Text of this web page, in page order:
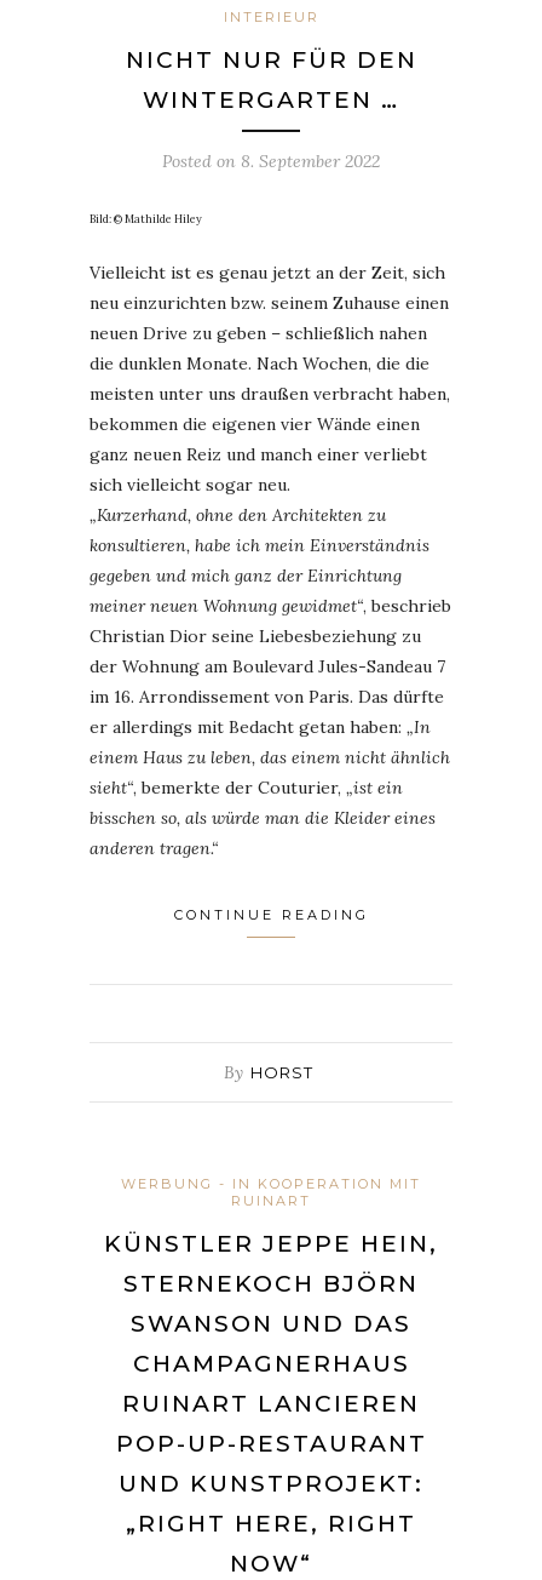
INTERIEUR
NICHT NUR FÜR DEN
WINTERGARTEN …
Posted on 8. September 2022
Bild: © Mathilde Hiley
Vielleicht ist es genau jetzt an der Zeit, sich
neu einzurichten bzw. seinem Zuhause einen
neuen Drive zu geben – schließlich nahen
die dunklen Monate. Nach Wochen, die die
meisten unter uns draußen verbracht haben,
bekommen die eigenen vier Wände einen
ganz neuen Reiz und manch einer verliebt
sich vielleicht sogar neu.
„Kurzerhand, ohne den Architekten zu
konsultieren, habe ich mein Einverständnis
gegeben und mich ganz der Einrichtung
meiner neuen Wohnung gewidmet“, beschrieb
Christian Dior seine Liebesbeziehung zu
der Wohnung am Boulevard Jules-Sandeau 7
im 16. Arrondissement von Paris. Das dürfte
er allerdings mit Bedacht getan haben: „In
einem Haus zu leben, das einem nicht ähnlich
sieht“, bemerkte der Couturier, „ist ein
bisschen so, als würde man die Kleider eines
anderen tragen.“
CONTINUE READING
By HORST
WERBUNG - IN KOOPERATION MIT
RUINART
KÜNSTLER JEPPE HEIN,
STERNEKOCH BJÖRN
SWANSON UND DAS
CHAMPAGNERHAUS
RUINART LANCIEREN
POP-UP-RESTAURANT
UND KUNSTPROJEKT:
„RIGHT HERE, RIGHT
NOW“